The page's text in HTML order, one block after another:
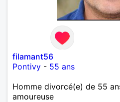
filamant56
Pontivy - 55 ans
Homme divorcé(e) de 55
amoureuse